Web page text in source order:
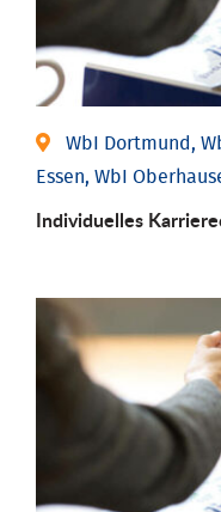
WbI Dortmund,
Essen, WbI
Individu­elles